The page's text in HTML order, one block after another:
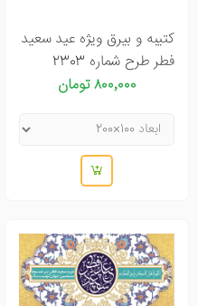
کتیبه و بیرق ویژه عید سعید
فطر طرح شماره 2303
۸۰۰٬۰۰۰ تومان